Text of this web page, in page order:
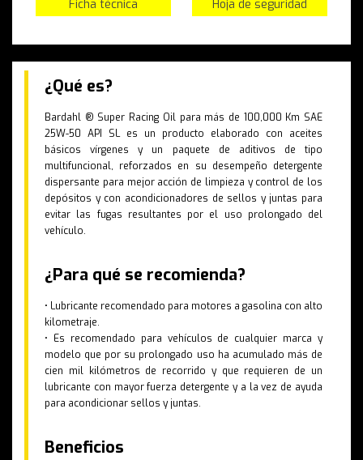
Ficha técnica Hoja de seguridad
¿Qué es?
Bardahl ® Super Racing Oil para más de 100,000 Km SAE
25W-50 API SL es un producto elaborado con aceites
básicos vírgenes y un paquete de aditivos de tipo
multifuncional, reforzados en su desempeño detergente
dispersante para mejor acción de limpieza y control de los
depósitos y con acondicionadores de sellos y juntas para
evitar las fugas resultantes por el uso prolongado del
vehículo.
¿Para qué se recomienda?
• Lubricante recomendado para motores a gasolina con alto
kilometraje.
• Es recomendado para vehículos de cualquier marca y
modelo que por su prolongado uso ha acumulado más de
cien mil kilómetros de recorrido y que requieren de un
lubricante con mayor fuerza detergente y a la vez de ayuda
para acondicionar sellos y juntas.
Beneficios